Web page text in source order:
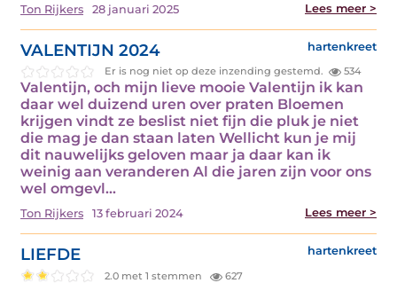
Ton Rijkers 28 januari 2025 Lees meer >
VALENTIJN 2024 hartenkreet
Er is nog niet op deze inzending gestemd. 534
Valentijn, och mijn lieve mooie Valentijn ik kan
daar wel duizend uren over praten Bloemen
krijgen vindt ze beslist niet fijn die pluk je niet
die mag je dan staan laten Wellicht kun je mij
dit nauwelijks geloven maar ja daar kan ik
weinig aan veranderen Al die jaren zijn voor ons
wel omgevl...
Ton Rijkers 13 februari 2024 Lees meer >
LIEFDE hartenkreet
2.0 met 1 stemmen 627